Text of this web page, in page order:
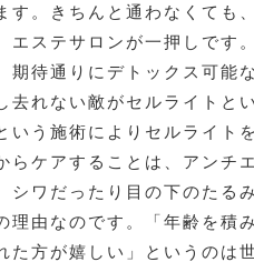
す。きちんと通わなくても
エステサロンが一押しです
期待通りにデトックス可能
去れない敵がセルライトと
いう施術によりセルライト
らケアすることは、アンチ
シワだったり目の下のたる
理由なのです。「年齢を積
た方が嬉しい」というのは